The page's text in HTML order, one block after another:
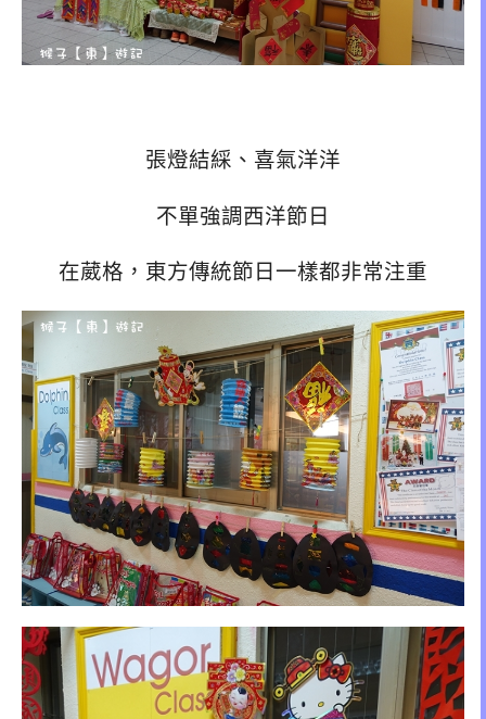
張燈結綵、喜氣洋洋
不單強調西洋節日
在葳格，東方傳統節日一樣都非常注重